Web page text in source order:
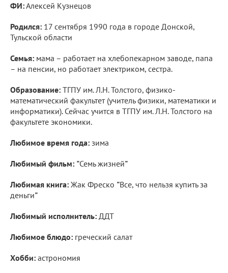
ФИ:Алексей Кузнецов
Родился: 17 сентября 1990 года в городе Донской,
Тульской области
Семья: мама – работает на хлебопекарном заводе, папа
– на пенсии, но работает электриком, сестра.
Образование: ТГПУ им. Л.Н. Толстого, физико-
математический факультет (учитель физики, математики и
информатики). Сейчас учится в ТГПУ им. Л.Н. Толстого на
факультете экономики.
Любимое время года: зима
Любимый фильм: "Семь жизней"
Любимая книга: Жак Фреско "Все, что нельзя купить за
деньги"
Любимый исполнитель: ДДТ
Любимое блюдо: греческий салат
Хобби: астрономия